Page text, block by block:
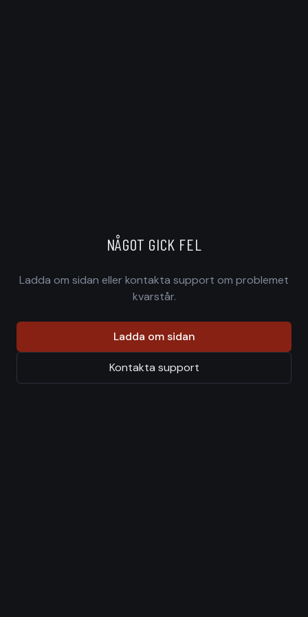
NÅGOT GICK FEL
Ladda om sidan eller kontakta support om problemet
kvarstår.
Ladda om sidan
Kontakta support